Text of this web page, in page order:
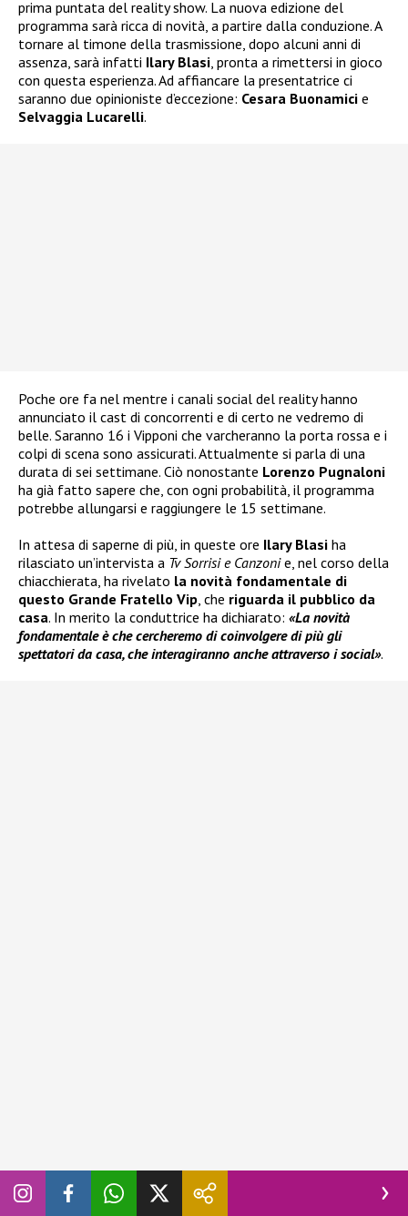
prima puntata del reality show. La nuova edizione del
programma sarà ricca di novità, a partire dalla conduzione. A
tornare al timone della trasmissione, dopo alcuni anni di
assenza, sarà infatti Ilary Blasi , pronta a rimettersi in gioco
con questa esperienza. Ad affiancare la presentatrice ci
saranno due opinioniste d’eccezione: Cesara Buonamici e
Selvaggia Lucarelli.
Poche ore fa nel mentre i canali social del reality hanno
annunciato il cast di concorrenti e di certo ne vedremo di
belle. Saranno 16 i Vipponi che varcheranno la porta rossa e i
colpi di scena sono assicurati. Attualmente si parla di una
durata di sei settimane. Ciò nonostante Lorenzo Pugnaloni
ha già fatto sapere che, con ogni probabilità, il programma
potrebbe allungarsi e raggiungere le 15 settimane.
In attesa di saperne di più, in queste ore Ilary Blasi ha
rilasciato un’intervista a Tv Sorrisi e Canzonie, nel corso della
chiacchierata, ha rivelato la novità fondamentale di
questo Grande Fratello Vip , che riguarda il pubblico da
casa. In merito la conduttrice ha dichiarato: «La novità
fondamentale è che cercheremo di coinvolgere di più gli
spettatori da casa, che interagiranno anche attraverso i social».